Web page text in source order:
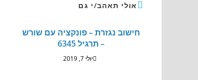
אולי תאהב/י גם
חישוב נגזרת – פונקציה עם שורש
– תרגיל 6345
יולי 7, 2019